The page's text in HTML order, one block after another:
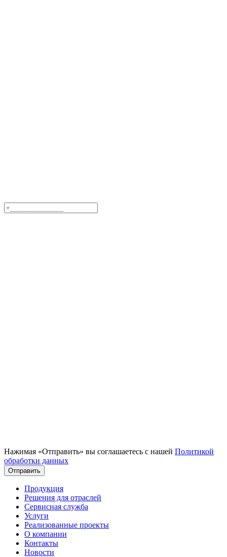
Нажимая «Отправить» вы соглашаетесь с нашей Политикой
обработки данных
Отправить
Продукция
Решения для отраслей
Сервисная служба
Услуги
Реализованные проекты
О компании
Контакты
Новости